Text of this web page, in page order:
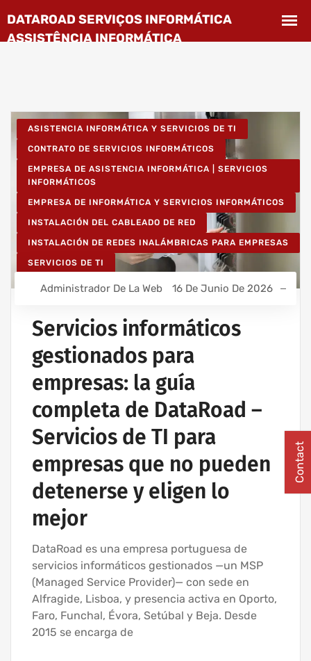
ASISTENCIA INFORMÁTICA Y SERVICIOS DE TI
CONTRATO DE SERVICIOS INFORMÁTICOS
EMPRESA DE ASISTENCIA INFORMÁTICA | SERVICIOS
INFORMÁTICOS
EMPRESA DE INFORMÁTICA Y SERVICIOS INFORMÁTICOS
INSTALACIÓN DEL CABLEADO DE RED
INSTALACIÓN DE REDES INALÁMBRICAS PARA EMPRESAS
SERVICIOS DE TI
Administrador De La Web 16 De Junio De 2026
Servicios informáticos
gestionados para
empresas: la guía
completa de DataRoad –
Servicios de TI para
empresas que no pueden
detenerse y eligen lo
mejor
DataRoad es una empresa portuguesa de
servicios informáticos gestionados —un MSP
(Managed Service Provider)— con sede en
Alfragide, Lisboa, y presencia activa en Oporto,
Faro, Funchal, Évora, Setúbal y Beja. Desde
2015 se encarga de
Contact